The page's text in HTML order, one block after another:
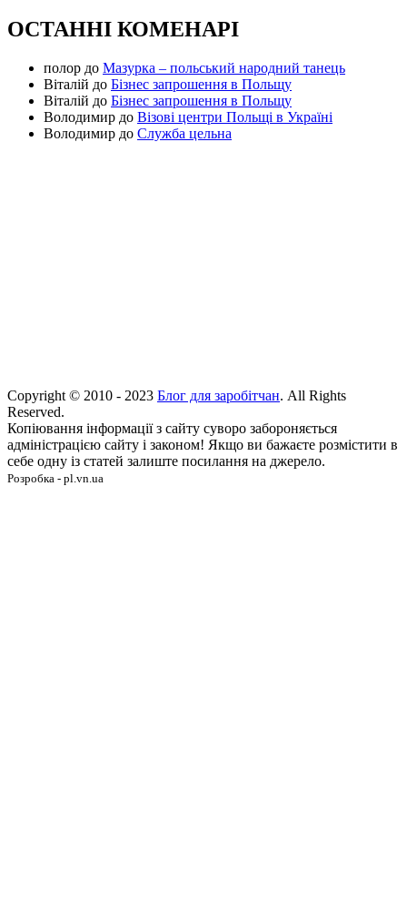
ОСТАННІ КОМЕНАРІ
полор до Мазурка – польський народний танець
Віталій до Бізнес запрошення в Польщу
Віталій до Бізнес запрошення в Польщу
Володимир до Візові центри Польщі в Україні
Володимир до Служба цельна
Copyright © 2010 - 2023 Блог для заробітчан. All Rights
Reserved.
Копіювання інформації з сайту суворо забороняється
адміністрацією сайту і законом! Якщо ви бажаєте розмістити в
себе одну із статей залиште посилання на джерело.
Розробка - pl.vn.ua